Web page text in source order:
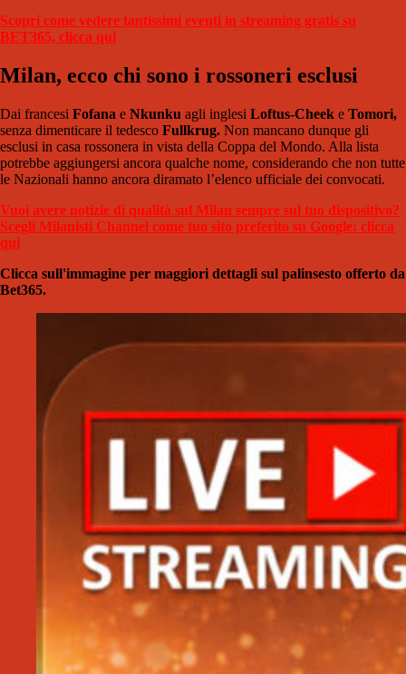
Scopri come vedere tantissimi eventi in streaming gratis su
BET365, clicca qui
Milan, ecco chi sono i rossoneri esclusi
Dai francesi Fofana e Nkunku agli inglesi Loftus-Cheek e Tomori,
senza dimenticare il tedesco Fullkrug. Non mancano dunque gli
esclusi in casa rossonera in vista della Coppa del Mondo. Alla lista
potrebbe aggiungersi ancora qualche nome, considerando che non tutte
le Nazionali hanno ancora diramato l’elenco ufficiale dei convocati.
Vuoi avere notizie di qualità sul Milan sempre sul tuo dispositivo?
Scegli Milanisti Channel come tuo sito preferito su Google: clicca
qui
Clicca sull'immagine per maggiori dettagli sul palinsesto offerto da
Bet365.